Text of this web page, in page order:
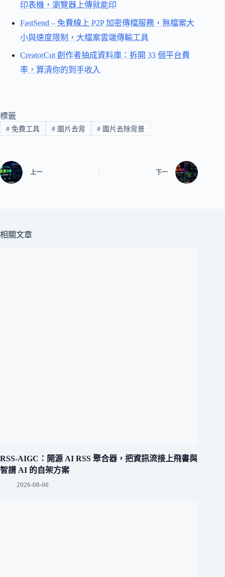
印表機，瀏覽器上傳就能印
FastSend – 免費線上 P2P 加密傳檔服務，無檔案大
小與速度限制，大檔案雲端傳輸工具
CreatorCut 創作者抽成資料庫：拆開 33 個平台費
率，算清你的到手收入
標籤
#免費工具 #圖片去背 # 圖片去除背景
上一 下一
相關文章
RSS-AIGC：開源 AI RSS 聚合器，把資訊流接上飛書與
智譜 AI 的自架方案
2026-08-06